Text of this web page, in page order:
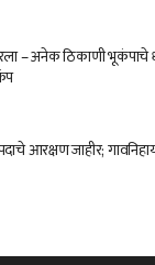
– अनेक ठिकाणी
आरक्षण जाहीर;